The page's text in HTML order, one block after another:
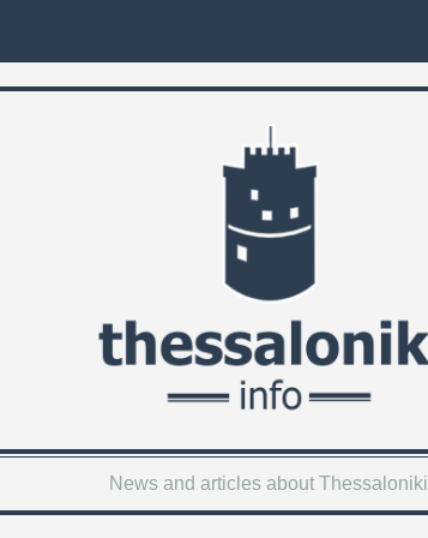
News and articles about Thessaloniki